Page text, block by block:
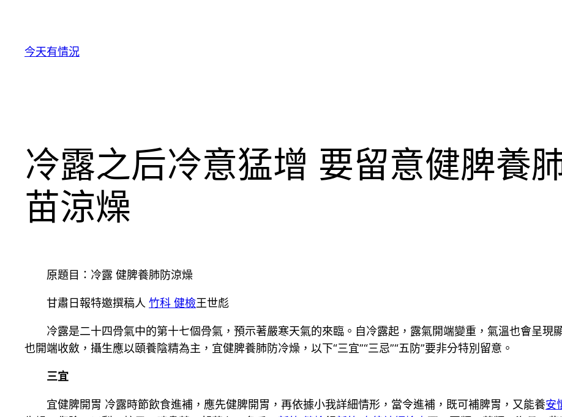
今天有情況
冷露之后冷意猛增 要留意健脾養
苗涼燥
原題目：冷露 健脾養肺防涼燥
甘肅日報特邀撰稿人 竹科 健檢王世彪
冷露是二十四骨氣中的第十七個骨氣，預示著嚴寒天氣的來臨。自冷露起，露氣開端變重，氣溫也會呈現
也開端收斂，攝生應以頤養陰精為主，宜健脾養肺防冷燥，以下“三宜”“三忌”“五防”要非分特別留意。
三宜
宜健脾開胃 冷露時節飲食進補，應先健脾開胃，再依據小我詳細情形，當令進補，既可補脾胃，又能養安